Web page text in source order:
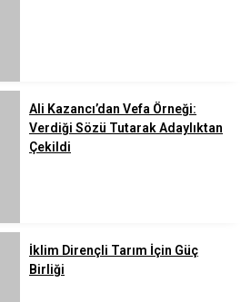
Ali Kazancı’dan Vefa Örneği:
Verdiği Sözü Tutarak Adaylıktan
Çekildi
İklim Dirençli Tarım İçin Güç
Birliği